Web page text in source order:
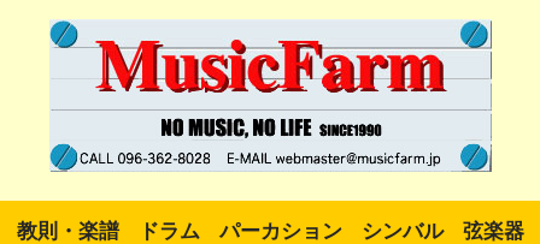
教則・楽譜 ドラム パーカション シンバル 弦楽器